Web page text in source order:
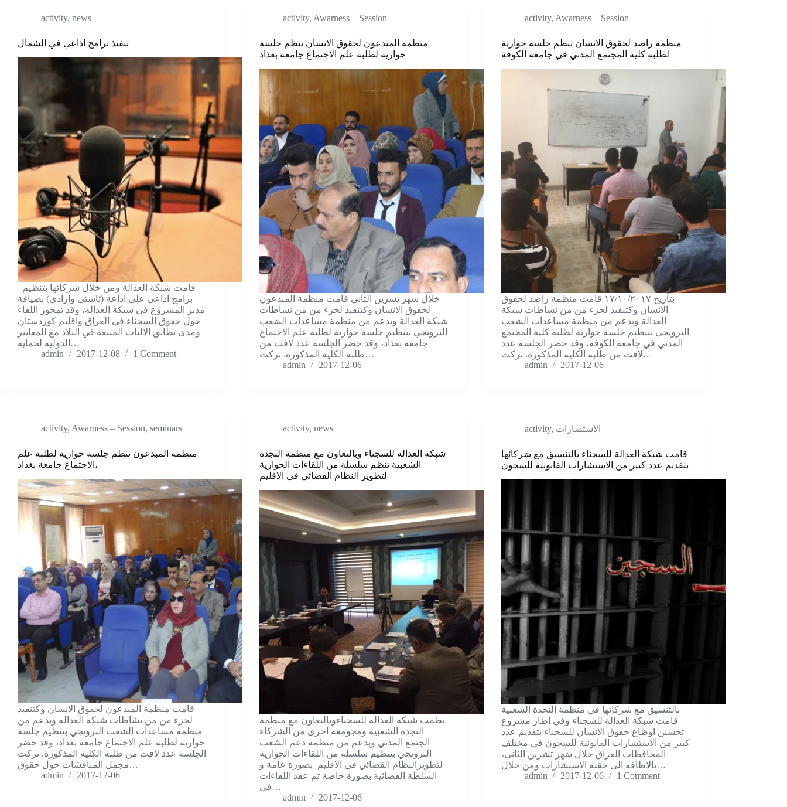
activity, news
تنفيذ برامج اذاعي في الشمال
برامج اذاعي علی اذاعة (ئاشتی وازادي) بضيافة
مدير المشروع في شبکة العدالة، وقد تمحور اللقاء
حول حقوق السجناء في العراق واقليم کوردستان
ومدی تطابق الاليات المتبعة في البلاد مع المعايير
الدولية لحماية…
admin
2017-12-08 1 Comment
activity, Awarness – Session
منظمة المبدعون لحقوق الانسان تنظم جلسة
حوارية لطلبة علم الاجتماع جامعة بغذاد
خلال شهر تشرين الثاني قامت منظمة المبدعون
لحقوق الانسان وکتنفيذ لجزء من من نشاطات
شبکة العدالة وبدعم من منظمة مساعدات الشعب
النرويجي بتنظيم جلسة حوارية لطلبة علم الاجتماع
جامعة بغذاد، وقد حضر الجلسة عدد لافت من
طلبة الكلية المذکورة. ترکت…
admin
2017-12-06
activity, Awarness – Session
منظمة راصد لحقوق الانسان تنظم جلسة حوارية
لطلبة کلية المجتمع المدني في جامعة الکوفة
بتأريخ ١٧/١٠/٢٠١٧ قامت منظمة راصد لحقوق
الانسان وکتنفيذ لجزء من من نشاطات شبکة
العدالة وبدعم من منظمة مساعدات الشعب
النرويجي بتنظيم جلسة حوارية لطلبة کلية المجتمع
المدني في جامعة الکوفة، وقد حضر الجلسة عدد
لافت من طلبة الكلية المذکورة. ترکت…
admin
2017-12-06
activity, Awarness – Session, seminars
منظمة المبدعون تنظم جلسة حوارية لطلبة علم
الاجتماع جامعة بغداد،
قامت منظمة المبدعون لحقوق الانسان وکتنفيذ
لجزء من من نشاطات شبکة العدالة وبدعم من
منظمة مساعدات الشعب النرويجي بتنظيم جلسة
حوارية لطلبة علم الاجتماع جامعة بغداد، وقد حضر
الجلسة عدد لافت من طلبة الكلية المذکورة. ترکت
مجمل المناقشات حول حقوق…
admin
2017-12-06
activity,news
شبکة العدالة للسجناء وبالتعاون مع منظمة النجدة
الشعبية تنظم سلسلة من اللقاءات الحوارية
لتطوير النظام القضائي في الاقليم
نظمت شبکة العدالة للسجناءوبالتعاون مع منظمة
النجدة الشعبية ومجومعة اخری من الشركاء
الجتمع المدني وبدعم من منظمة دعم الشعب
النرويجي بتنظيم سلسلة من اللقاءات الحوارية
لتطويرالنظام القضائي في الاقليم بصورة عامة و
السلطة القضائية بصورة خاصة تم عقد اللقاءات
في…
admin
2017-12-06
activity, الاستشارات
قامت شبکة العدالة للسجناء بالتنسيق مع شرکائها
بتقديم عدد کبير من الاستشارات القانونية للسجون
بالتنسيق مع شرکائها في منظمة النجدة الشعبية
قامت شبکة العدالة للسجناء وفي اطار مشروع
تحسين اوظاع حقوق الانسان للسجناء بتقديم عدد
کبير من الاستشارات القانونية للسجون في مختلف
المحافظات العراق خلال شهر تشرين الثاني،
بالاظافة الی حقبة الاستشارات ومن خلال…
admin
2017-12-06 1 Comment